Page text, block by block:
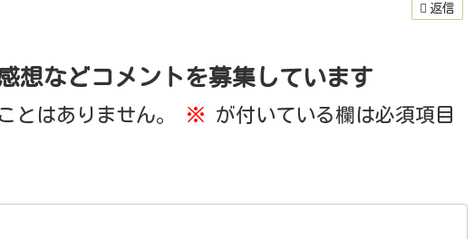
年、歴史が生み出すこだわりの日本茶。
てきたお茶づくりの知恵と経験を活かした
パンのマリアージュをお楽しみください。
返信
想などコメントを募集しています
とはありません。 ※ が付いている欄は必須項目